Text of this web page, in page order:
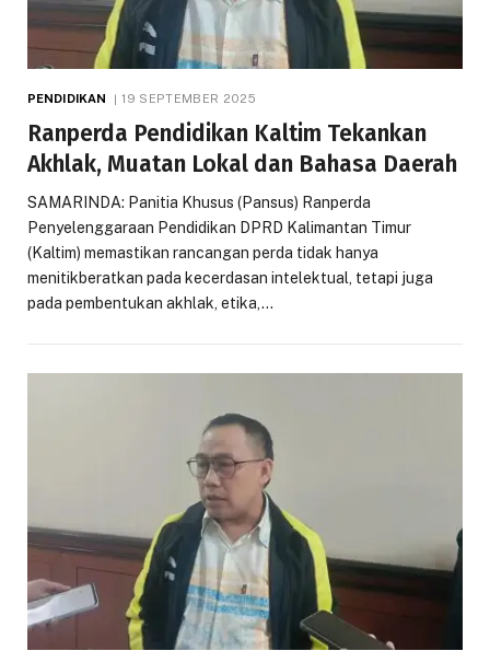
PENDIDIKAN 19 SEPTEMBER 2025
Ranperda Pendidikan Kaltim Tekankan
Akhlak, Muatan Lokal dan Bahasa Daerah
SAMARINDA: Panitia Khusus (Pansus) Ranperda
Penyelenggaraan Pendidikan DPRD Kalimantan Timur
(Kaltim) memastikan rancangan perda tidak hanya
menitikberatkan pada kecerdasan intelektual, tetapi juga
pada pembentukan akhlak, etika,…